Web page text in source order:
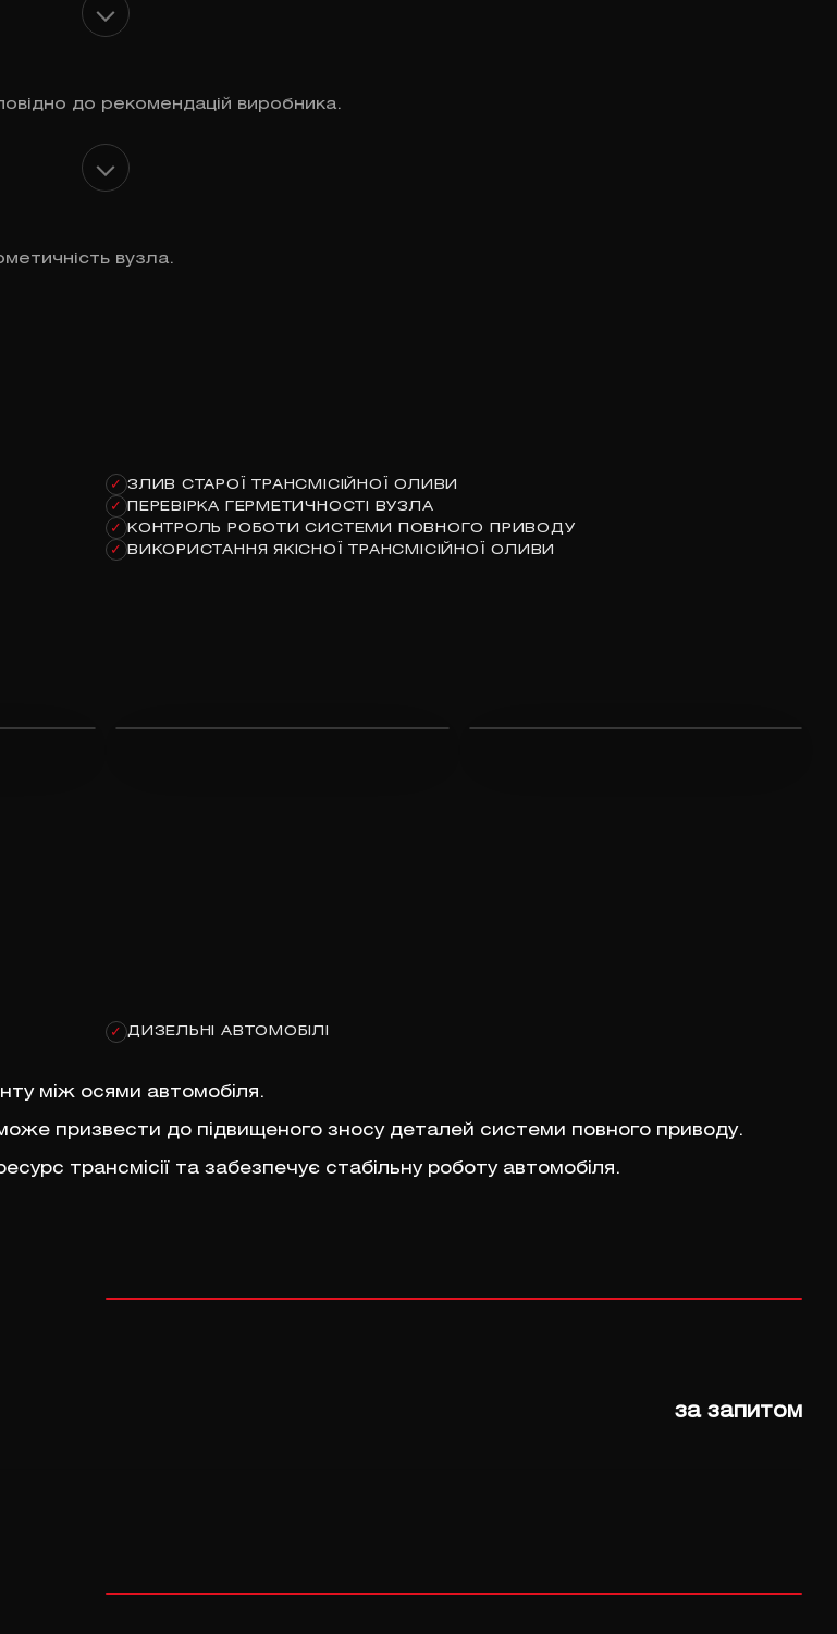
до рекомендацій виробника.
вузла.
✓
ЗЛИВ СТАРОЇ ТРАНСМІСІЙНОЇ ОЛИВИ
✓
ПЕРЕВІРКА ГЕРМЕТИЧНОСТІ ВУЗЛА
✓
КОНТРОЛЬ РОБОТИ СИСТЕМИ ПОВНОГО ПРИВОДУ
✓ ВИКОРИСТАННЯ ЯКІСНОЇ ТРАНСМІСІЙНОЇ ОЛИВИ
✓
ДИЗЕЛЬНІ АВТОМОБІЛІ
між осями автомобіля.
призвести до підвищеного зносу деталей системи повного приводу.
трансмісії та забезпечує стабільну роботу автомобіля.
за запитом